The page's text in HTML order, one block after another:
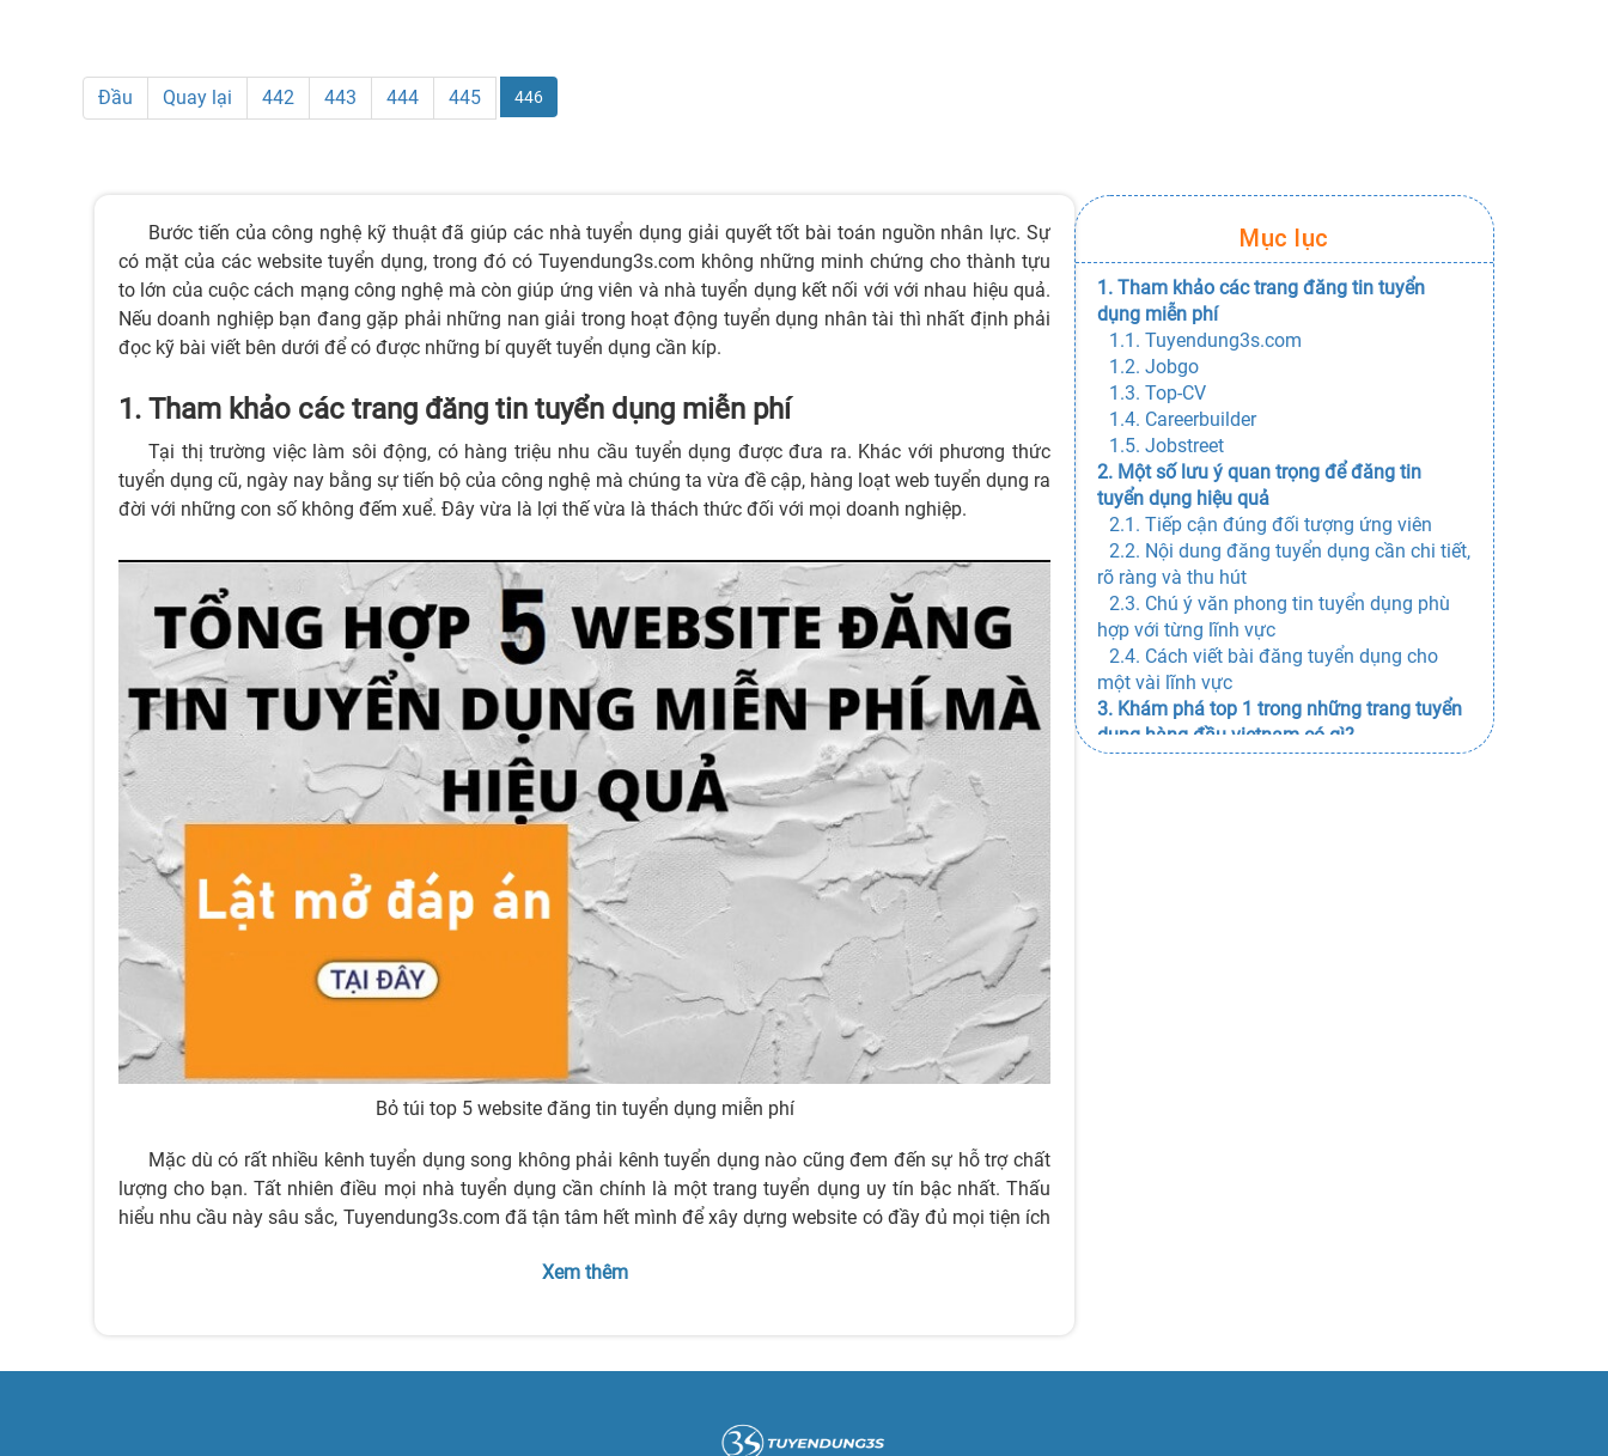
Đầu Quay lại 442 443 444 445 446
Mục lục
1. Tham khảo các trang đăng tin tuyển
dụng miễn phí
1.1. Tuyendung3s.com
1.2. Jobgo
1.3. Top-CV
1.4. Careerbuilder
1.5. Jobstreet
2. Một số lưu ý quan trọng để đăng tin
tuyển dụng hiệu quả
2.1. Tiếp cận đúng đối tượng ứng viên
2.2. Nội dung đăng tuyển dụng cần chi tiết,
rõ ràng và thu hút
2.3. Chú ý văn phong tin tuyển dụng phù
hợp với từng lĩnh vực
2.4. Cách viết bài đăng tuyển dụng cho
một vài lĩnh vực
3. Khám phá top 1 trong những trang tuyển
dụng hàng đầu vietnam có gì?
Bước tiến của công nghệ kỹ thuật đã giúp các nhà tuyển dụng giải quyết tốt bài toán nguồn nhân lực. Sự
có mặt của các website tuyển dụng, trong đó có Tuyendung3s.com không những minh chứng cho thành tựu
to lớn của cuộc cách mạng công nghệ mà còn giúp ứng viên và nhà tuyển dụng kết nối với với nhau hiệu quả.
Nếu doanh nghiệp bạn đang gặp phải những nan giải trong hoạt động tuyển dụng nhân tài thì nhất định phải
đọc kỹ bài viết bên dưới để có được những bí quyết tuyển dụng cần kíp.
1. Tham khảo các trang đăng tin tuyển dụng miễn phí
Tại thị trường việc làm sôi động, có hàng triệu nhu cầu tuyển dụng được đưa ra. Khác với phương thức
tuyển dụng cũ, ngày nay bằng sự tiến bộ của công nghệ mà chúng ta vừa đề cập, hàng loạt web tuyển dụng ra
đời với những con số không đếm xuể. Đây vừa là lợi thế vừa là thách thức đối với mọi doanh nghiệp.
Bỏ túi top 5 website đăng tin tuyển dụng miễn phí
Mặc dù có rất nhiều kênh tuyển dụng song không phải kênh tuyển dụng nào cũng đem đến sự hỗ trợ chất
lượng cho bạn. Tất nhiên điều mọi nhà tuyển dụng cần chính là một trang tuyển dụng uy tín bậc nhất. Thấu
hiểu nhu cầu này sâu sắc, Tuyendung3s.com đã tận tâm hết mình để xây dựng website có đầy đủ mọi tiện ích
tại đây cũng đã dành nhiều nhiệt huyết cho việc nghiên cứu thị trường, tìm ra top những trang web tuyển dụng
và có rất nhiều lý do đi kèm chứng minh đơn vị này hoàn
Xem thêm